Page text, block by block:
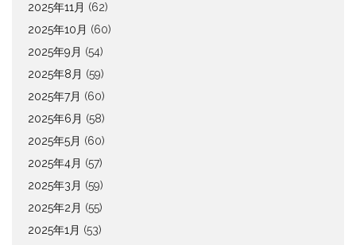
2025年11月 (62)
2025年10月 (60)
2025年9月 (54)
2025年8月 (59)
2025年7月 (60)
2025年6月 (58)
2025年5月 (60)
2025年4月 (57)
2025年3月 (59)
2025年2月 (55)
2025年1月 (53)